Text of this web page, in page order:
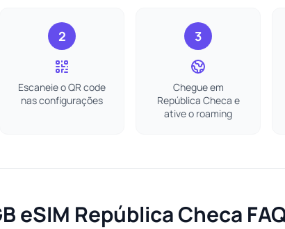
2
Escaneie o QR code
nas configurações
3
Chegue em
República Checa e
ative o roaming
eSIM República Checa